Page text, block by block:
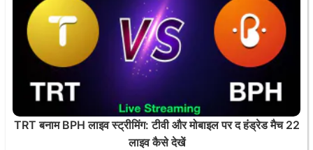
TRT बनाम BPH लाइव स्ट्रीमिंग: टीवी और मोबाइल पर द हंड्रेड मैच 22
लाइव कैसे देखें